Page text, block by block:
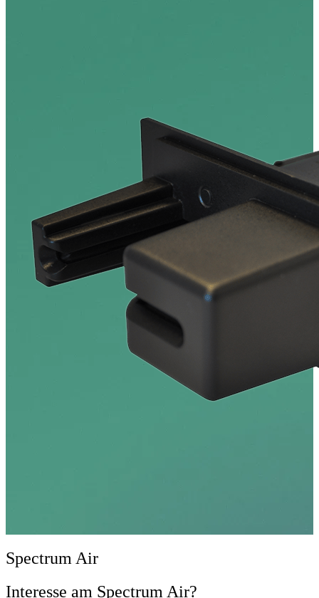
Spectrum Air
Interesse am Spectrum Air?